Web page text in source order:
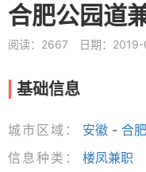
合肥公园道
阅读：2667 日期：
基础信息
城市区域： 安徽 - 合肥
信息种类：
楼凤兼职